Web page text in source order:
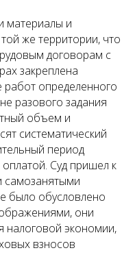
материалы и
же территории, что
договорам с
закреплена
определенного
разового задания
объем и
систематический
период
оплатой. Суд пришел к
самозанятыми
было обусловлено
они
налоговой экономии,
взносов